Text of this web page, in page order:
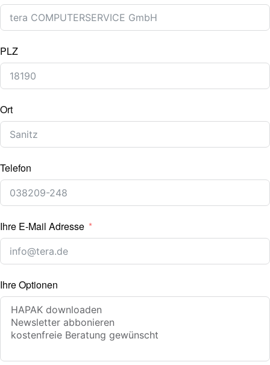
PLZ
Ort
Telefon
Ihre E-Mail Adresse
Ihre Optionen